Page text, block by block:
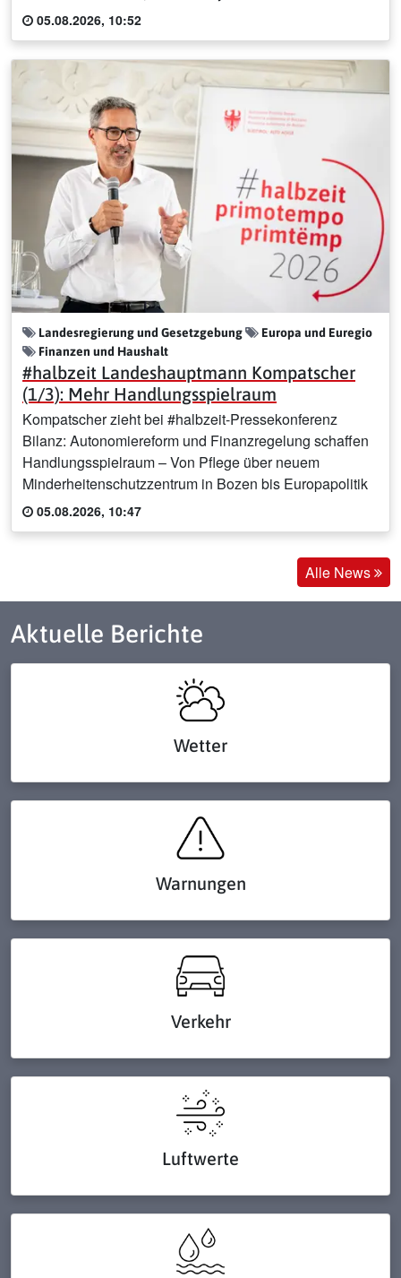
05.08.2026, 10:52
Landesregierung und Gesetzgebung
Europa und Euregio
Finanzen und Haushalt
#halbzeit Landeshauptmann Kompatscher
(1/3): Mehr Handlungsspielraum
Kompatscher zieht bei #halbzeit-Pressekonferenz
Bilanz: Autonomiereform und Finanzregelung schaffen
Handlungsspielraum – Von Pflege über neuem
Minderheitenschutzzentrum in Bozen bis Europapolitik
05.08.2026, 10:47
Alle News
Aktuelle Berichte
Wetter
Warnungen
Verkehr
Luftwerte